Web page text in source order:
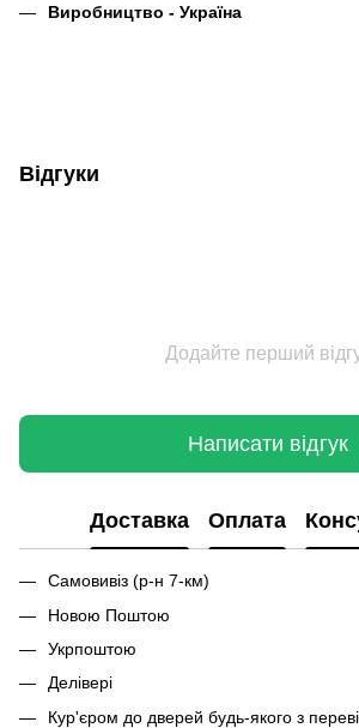
Виробництво - Україна
Відгуки
Додайте перший
Написати відгук
Доставка Оплата
Самовивіз (р-н 7-км)
Новою Поштою
Укрпоштою
Делівері
Кур'єром до дверей будь-якого з